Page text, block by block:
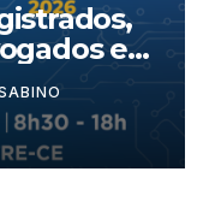
e
e
gênero